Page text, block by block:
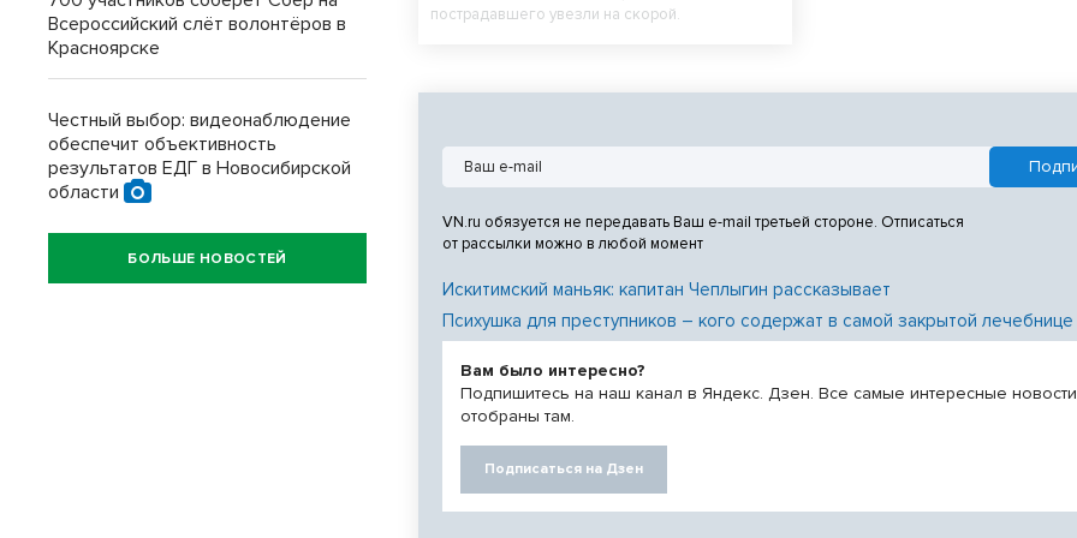
пострадавшего увезли на скорой.
VN.ru обязуется не передавать Ваш e-mail третьей стороне. Отписаться
от рассылки можно в любой момент
Искитимский маньяк: капитан Чеплыгин рассказывает
Психушка для преступников – кого содержат в самой закрытой
Вам было интересно?
Подпишитесь на наш канал в Яндекс. Дзен. Все самые интересные новости
отобраны там.
Подписаться на Дзен
Всероссийский слёт волонтёров в
Красноярске
Честный выбор: видеонаблюдение
обеспечит объективность
результатов ЕДГ в Новосибирской
области
БОЛЬШЕ НОВОСТЕЙ